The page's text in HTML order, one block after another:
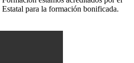
para la formación bonificada.